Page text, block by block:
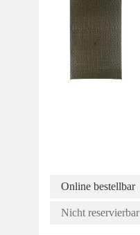
Online bestellbar
Nicht reservierbar